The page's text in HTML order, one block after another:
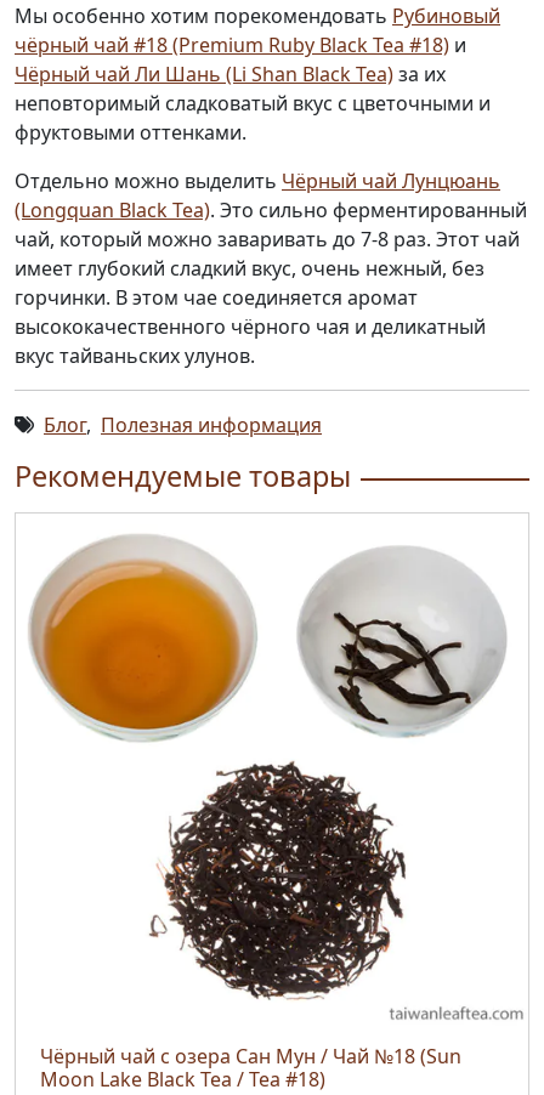
Мы особенно хотим порекомендовать Рубиновый
чёрный чай #18 (Premium Ruby Black Tea #18) и
Чёрный чай Ли Шань (Li Shan Black Tea)за их
неповторимый сладковатый вкус с цветочными и
фруктовыми оттенками.
Отдельно можно выделить Чёрный чай Лунцюань
(Longquan Black Tea). Это сильно ферментированный
чай, который можно заваривать до 7-8 раз. Этот чай
имеет глубокий сладкий вкус, очень нежный, без
горчинки. В этом чае соединяется аромат
высококачественного чёрного чая и деликатный
вкус тайваньских улунов.
Блог, Полезная информация
Рекомендуемые товары
Чёрный чай с озера Сан Мун / Чай №18 (Sun
Moon Lake Black Tea / Tea #18)